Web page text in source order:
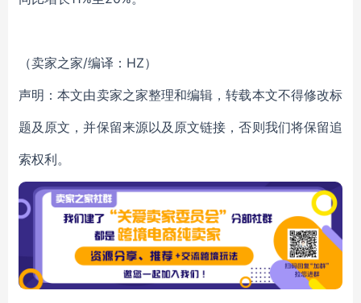
（卖家之家/编译：HZ）
声明：本文由卖家之家整理和编辑，转载本文不得修改标
题及原文，并保留来源以及原文链接，否则我们将保留追
索权利。